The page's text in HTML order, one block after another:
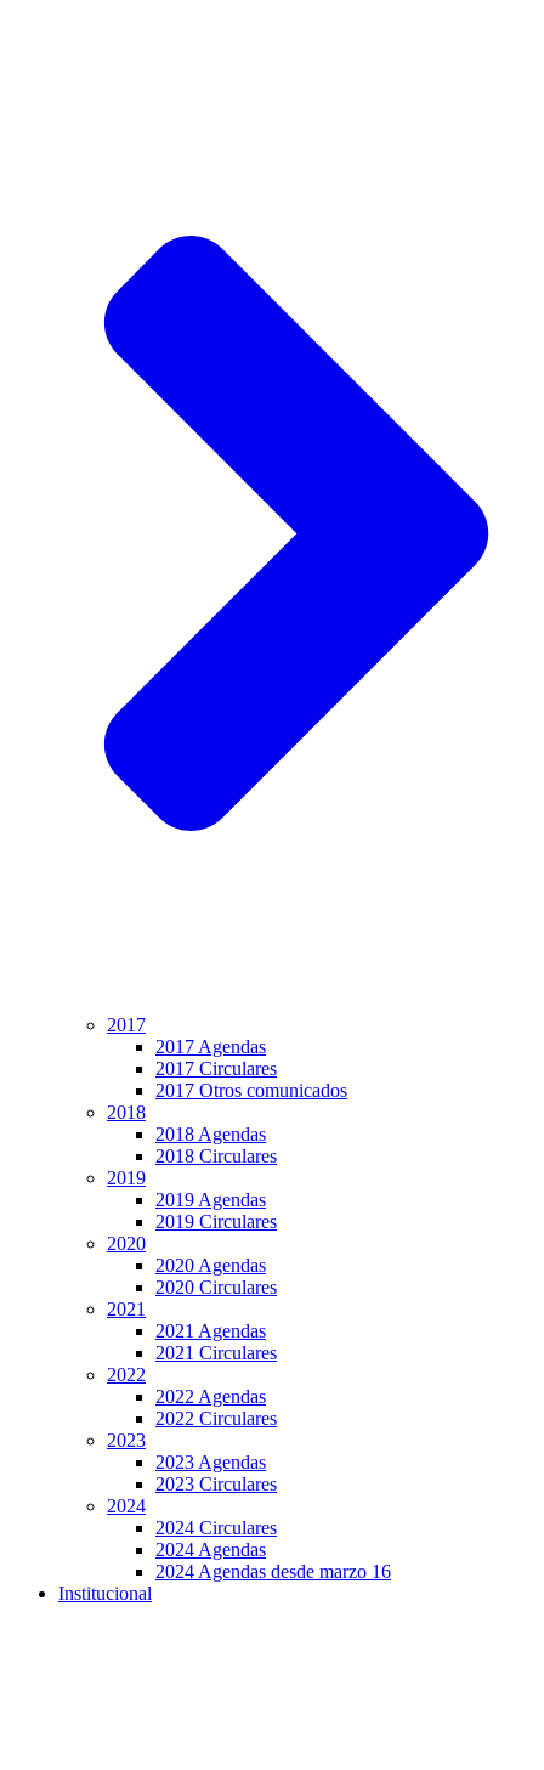
2017
2017 Agendas
2017 Circulares
2017 Otros comunicados
2018
2018 Agendas
2018 Circulares
2019
2019 Agendas
2019 Circulares
2020
2020 Agendas
2020 Circulares
2021
2021 Agendas
2021 Circulares
2022
2022 Agendas
2022 Circulares
2023
2023 Agendas
2023 Circulares
2024
2024 Circulares
2024 Agendas
2024 Agendas desde marzo 16
Institucional